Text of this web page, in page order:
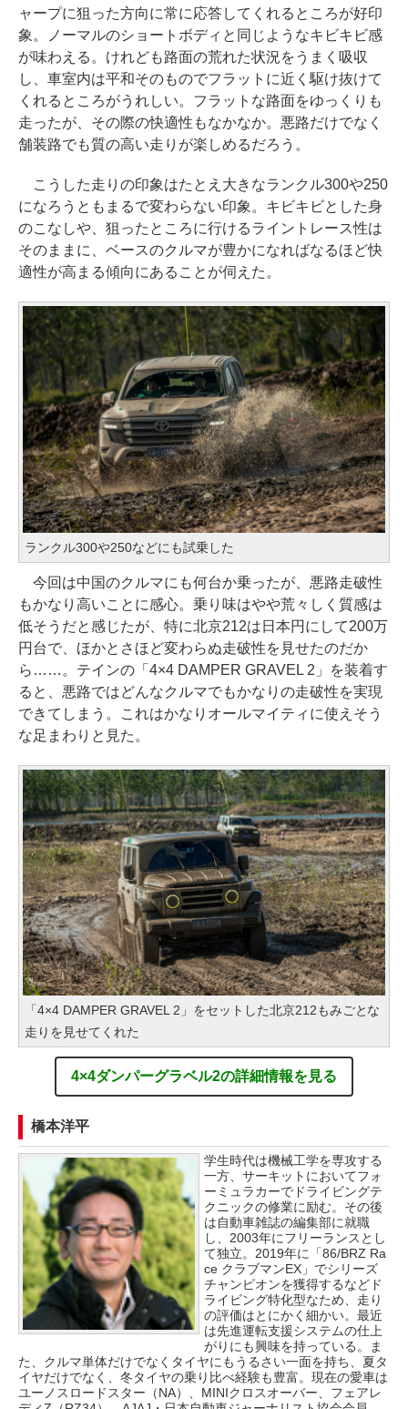
ャープに狙った方向に常に応答してくれるところが好印
象。ノーマルのショートボディと同じようなキビキビ感
が味わえる。けれども路面の荒れた状況をうまく吸収
し、車室内は平和そのものでフラットに近く駆け抜けて
くれるところがうれしい。フラットな路面をゆっくりも
走ったが、その際の快適性もなかなか。悪路だけでなく
舗装路でも質の高い走りが楽しめるだろう。
こうした走りの印象はたとえ大きなランクル300や250
になろうともまるで変わらない印象。キビキビとした身
のこなしや、狙ったところに行けるライントレース性は
そのままに、ベースのクルマが豊かになればなるほど快
適性が高まる傾向にあることが伺えた。
ランクル300や250などにも試乗した
今回は中国のクルマにも何台か乗ったが、悪路走破性
もかなり高いことに感心。乗り味はやや荒々しく質感は
低そうだと感じたが、特に北京212は日本円にして200万
円台で、ほかとさほど変わらぬ走破性を見せたのだか
ら……。テインの「4×4 DAMPER GRAVEL 2」を装着す
ると、悪路ではどんなクルマでもかなりの走破性を実現
できてしまう。これはかなりオールマイティに使えそう
な足まわりと見た。
「4×4 DAMPER GRAVEL 2」をセットした北京212もみごとな
走りを見せてくれた
4×4ダンパーグラベル2の詳細情報を見る
橋本洋平
学生時代は機械工学を専攻する
一方、サーキットにおいてフォ
ーミュラカーでドライビングテ
クニックの修業に励む。その後
は自動車雑誌の編集部に就職
し、2003年にフリーランスとし
て独立。2019年に「86/BRZ Ra
ce クラブマンEX」でシリーズ
チャンピオンを獲得するなどド
ライビング特化型なため、走り
の評価はとにかく細かい。最近
は先進運転支援システムの仕上
がりにも興味を持っている。ま
た、クルマ単体だけでなくタイヤにもうるさい一面を持ち、夏タ
イヤだけでなく、冬タイヤの乗り比べ経験も豊富。現在の愛車は
ユーノスロードスター（NA）、MINIクロスオーバー、フェアレ